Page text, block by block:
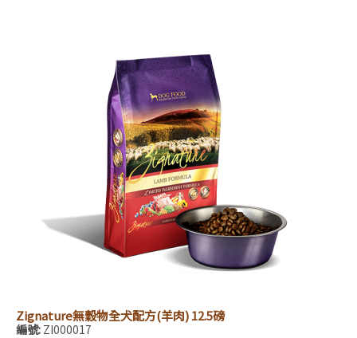
Zignature無穀物全犬配方(羊肉) 12.5磅
編號: ZI000017